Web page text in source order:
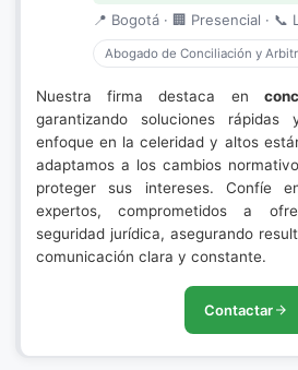
📍 Bogotá · 🏢 Presencial · 📞
Abogado de Conciliación y
Nuestra firma destaca en
garantizando soluciones
enfoque en la celeridad y altos
adaptamos a los cambios
proteger sus intereses. Confíe
expertos, comprometidos a
seguridad jurídica, asegurando
comunicación clara y constante.
Contactar